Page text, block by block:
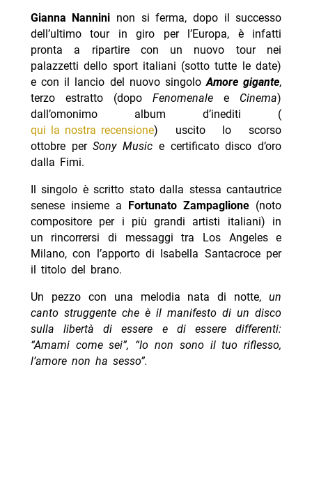
Gianna Nannini non si ferma, dopo il successo
dell’ultimo tour in giro per l’Europa, è infatti
pronta a ripartire con un nuovo tour nei
palazzetti dello sport italiani (sotto tutte le date)
e con il lancio del nuovo singoloAmore gigante,
terzo estratto (dopoFenomenale e Cinema)
dall’omonimo album d’inediti (
qui la nostra recensione) uscito lo scorso
ottobre perSony Music e certificato disco d’oro
dalla Fimi.
Il singolo è scritto stato dalla stessa cantautrice
senese insieme a Fortunato Zampaglione (noto
compositore per i più grandi artisti italiani) in
un rincorrersi di messaggi tra Los Angeles e
Milano, con l’apporto di Isabella Santacroce per
il titolo del brano.
Un pezzo con una melodia nata di notte,un
canto struggente che è il manifesto di un disco
sulla libertà di essere e di essere differenti:
“Amami come sei”, “Io non sono il tuo riflesso,
l’amore non ha sesso”.